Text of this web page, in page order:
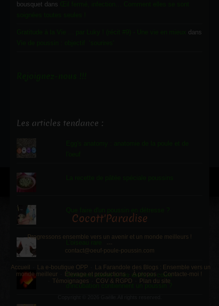
bousquet dans
dans
Les articles tendance :
Comment savoir si les œufs en cours
d'incubation contiennent un poussin ?
Cocott'Paradise
Progressons ensemble vers un avenir et un monde meilleurs !
---
contact@oeuf-poule-poussin.com
Accueil La e-boutique OPP
La Farandole des Blogs : Ensemble vers un
monde meilleur
Élevage et productions À propos
Contacte-moi !
Témoignages
CGV & RGPD Plan du site